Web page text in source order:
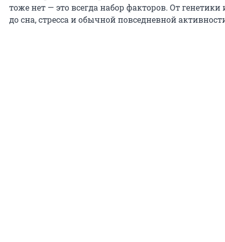
тоже нет — это всегда набор факторов. От
до сна, стресса и обычной повседневной